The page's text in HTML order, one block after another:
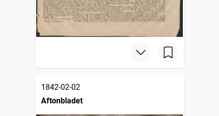
1842-02-02
Aftonbladet